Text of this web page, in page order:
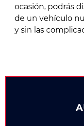
ocasión, podrás
de un vehículo
y sin las